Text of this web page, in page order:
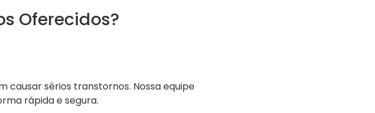
Oferecidos?
causar sérios transtornos. Nossa equipe
rápida e segura.